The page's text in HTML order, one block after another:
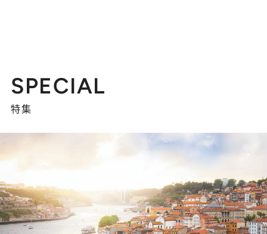
SPECIAL
特集